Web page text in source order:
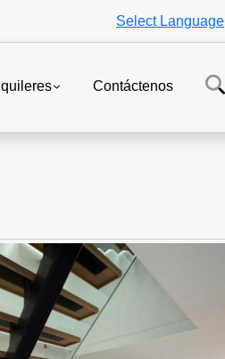
Select Language
Contáctenos